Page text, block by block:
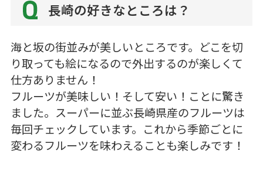
長崎の好きなところは？
海と坂の街並みが美しいところです。どこを切
り取っても絵になるので外出するのが楽しくて
仕方ありません！
フルーツが美味しい！そして安い！ことに驚き
ました。スーパーに並ぶ長崎県産のフルーツは
毎回チェックしています。これから季節ごとに
変わるフルーツを味わえることも楽しみです！